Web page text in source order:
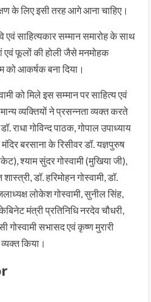
के लिए इसी तरह आगे आना चाहिए।
एवं साहित्यकार सम्मान समारोह के साथ
एवं फूलों की होली जैसे मनमोहक
को आकर्षक बना दिया।
को मिले इस सम्मान पर साहित्य एवं
व्यक्तियों ने प्रसन्नता व्यक्त करते
राधा गोविन्द पाठक, गोपाल उपाध्याय
मंदिर बरसाना के रिसीवर डॉ. यज्ञपुरुष
श्याम सुंदर गोस्वामी (मुखिया जी),
डॉ. हरिमोहन गोस्वामी, डॉ.
लोकेश गोस्वामी, सुनील सिंह,
मंत्री प्रतिनिधि नरदेव चौधरी,
गोस्वामी सभासद एवं कृष्ण मुरारी
किया।